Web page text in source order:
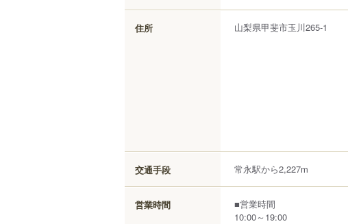
住所 山梨県甲斐市玉川265-1
交通手段 常永駅から2,227m
営業時間
■営業時間
10:00～19:00